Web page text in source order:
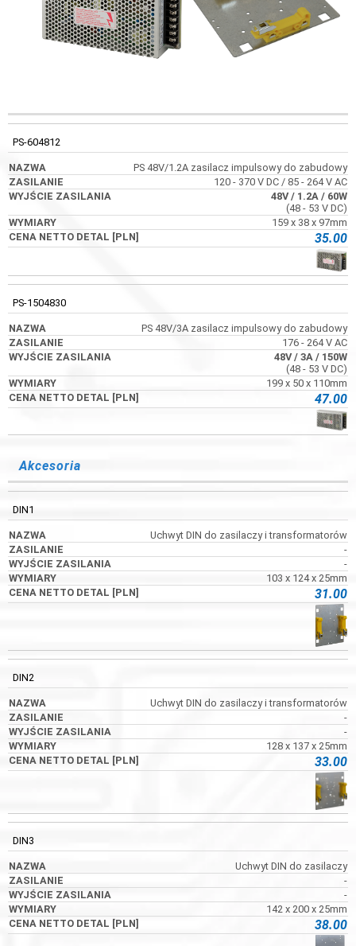
WYJŚCIE
ZASILANIA
PS-604812
PS 48V/1.2A zasilacz impulsowy do zabudowy
120 - 370 V DC / 85 - 264 V AC
48V/ 1.2A / 60W
(48 - 53 V DC)
159 x 38 x 97mm
35.00
PS-1504830
PS 48V/3A zasilacz impulsowy do zabudowy
176 - 264 V AC
48V/ 3A / 150W
(48 - 53 V DC)
199 x 50 x 110mm
47.00
Akcesoria
DIN1
Uchwyt DIN do zasilaczy i transformatorów
-
-
103 x 124 x 25mm
31.00
DIN2
Uchwyt DIN do zasilaczy i transformatorów
-
-
128 x 137 x 25mm
33.00
DIN3
Uchwyt DIN do zasilaczy
-
-
142 x 200 x 25mm
38.00